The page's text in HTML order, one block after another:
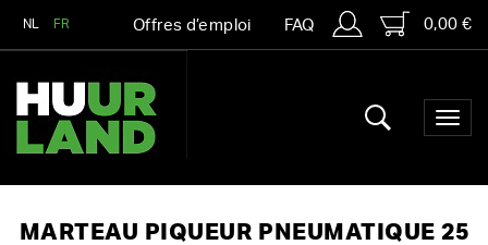
NL FR Offres d’emploi FAQ 0,00 €
MARTEAU PIQUEUR PNEUMATIQUE 25